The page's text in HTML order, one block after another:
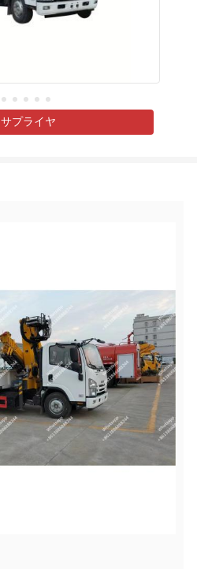
サプライヤ